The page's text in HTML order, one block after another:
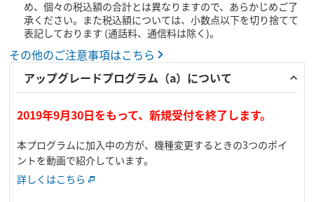
め、個々の税込額の合計とは異なりますので、あらかじめご了
承ください。また税込額については、小数点以下を切り捨てて
表記しております (通話料、通信料は除く)。
その他のご注意事項はこちら
アップグレードプログラム（a）について
2019年9月30日をもって、新規受付を終了します。
本プログラムに加入中の方が、機種変更するときの3つのポイ
ントを動画で紹介しています。
詳しくはこちら